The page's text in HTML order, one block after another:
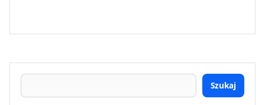
Szukaj